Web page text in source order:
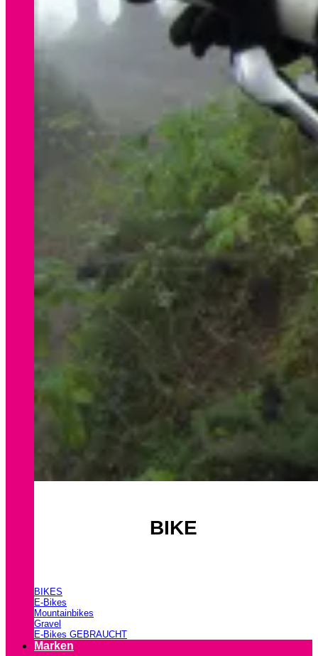
BIKE
BIKES
E-Bikes
Mountainbikes
Gravel
E-Bikes GEBRAUCHT
Marken